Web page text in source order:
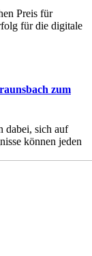
Preis für
für die digitale
zum
dabei, sich auf
können jeden